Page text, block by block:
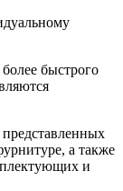
быстрого
а также
и